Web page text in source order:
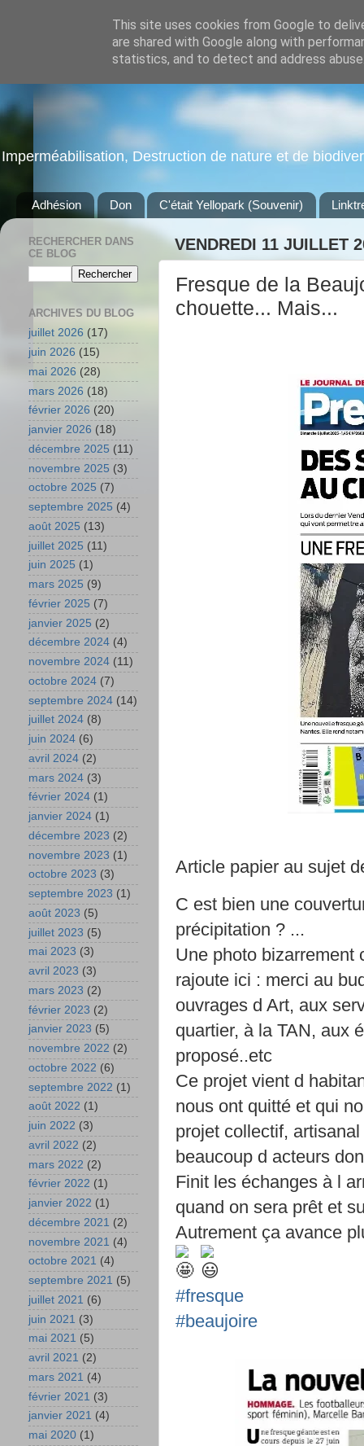
Imperméabilisation, Destruction de nature et de
Adhésion Don C'était Yellopark (Souvenir)
VENDREDI 11 JUILLET
Fresque de la
chouette... Mais...
Article papier au sujet
C est bien une
précipitation ? ...
Une photo bizarrement
rajoute ici : merci au
ouvrages d Art, aux
quartier, à la TAN, aux
proposé..etc
Ce projet vient d
nous ont quitté et qui
projet collectif,
beaucoup d acteurs
Finit les échanges à l
quand on sera prêt et
Autrement ça avance
#fresque
#beaujoire
RECHERCHER DANS
CE BLOG
ARCHIVES DU BLOG
juillet 2026 (17)
juin 2026 (15)
mai 2026 (28)
mars 2026 (18)
février 2026 (20)
janvier 2026 (18)
décembre 2025 (11)
novembre 2025 (3)
octobre 2025 (7)
septembre 2025 (4)
août 2025 (13)
juillet 2025 (11)
juin 2025 (1)
mars 2025 (9)
février 2025 (7)
janvier 2025 (2)
décembre 2024 (4)
novembre 2024 (11)
octobre 2024 (7)
septembre 2024 (14)
juillet 2024 (8)
juin 2024 (6)
avril 2024 (2)
mars 2024 (3)
février 2024 (1)
janvier 2024 (1)
décembre 2023 (2)
novembre 2023 (1)
octobre 2023 (3)
septembre 2023 (1)
août 2023 (5)
juillet 2023 (5)
mai 2023 (3)
avril 2023 (3)
mars 2023 (2)
février 2023 (2)
janvier 2023 (5)
novembre 2022 (2)
octobre 2022 (6)
septembre 2022 (1)
août 2022 (1)
juin 2022 (3)
avril 2022 (2)
mars 2022 (2)
février 2022 (1)
janvier 2022 (1)
décembre 2021 (2)
novembre 2021 (4)
octobre 2021 (4)
septembre 2021 (5)
juillet 2021 (6)
juin 2021 (3)
mai 2021 (5)
avril 2021 (2)
mars 2021 (4)
février 2021 (3)
janvier 2021 (4)
mai 2020 (1)
This site uses cookies from Google to
are shared with Google along with
statistics, and to detect and address